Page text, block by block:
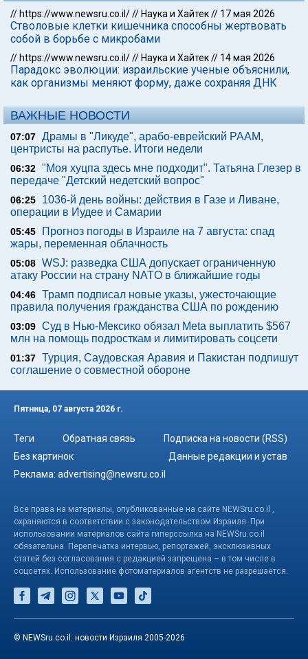
// https://www.newsru.co.il/// Наука и Хайтек// 17 мая 2026
Стволовые клетки кишечника способны жертвовать
собой в борьбе с микробами
// https://www.newsru.co.il/// Наука и Хайтек// 14 мая 2026
Парадокс эволюции: израильские ученые объяснили,
как организмы меняют форму, даже сохраняя ДНК
ВАЖНЫЕ НОВОСТИ
07:07 Драмы в "Ликуде", арабо-еврейский РААМ,
центристы на распутье. Итоги недели
06:32 "Моя хуцпа здесь мне подходит". Татьяна Глезер в
передаче "Детский недетский вопрос"
06:25
1036-й день войны: действия в Газе и Ливане,
операции в Иудее и Самарии
05:45
Прогноз погоды в Израиле на 7 августа: спад
жары, переменная облачность
05:08 WSJ: разведка США допускает ограниченную
атаку России на страну NATO в ближайшие годы
04:46 Трамп подписал новые указы, ужесточающие
правила получения гражданства США по рождению
03:09 Суд в Нью-Мексико обязал Meta выплатить $567
млн на помощь подросткам и лимитировать соцсети
01:37 Турция, Саудовская Аравия и Пакистан подпишут
соглашение о совместной обороне
Пятница, 07 августа 2026 г.
Теги Обратная связь
Подписка на новости (RSS)
Без картинок
Данные редакции и устав
Реклама: advertising@newsru.co.il
Все права на материалы, опубликованные на сайте NEWSru.co.il ,
охраняются в соответствии с законодательством Израиля. При
использовании материалов сайта гиперссылка на NEWSru.co.il
обязательна. Перепечатка интервью, репортажей, эксклюзивных
статей без согласования с редакцией запрещена – в том числе в
соцсетях. Использование фотоматериалов агентств не разрешается.
© NEWSru.co.il: новости Израиля 2005-2026